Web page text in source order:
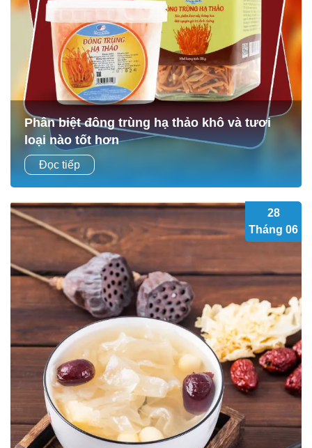
Phân biệt đông trùng hạ thảo khô và tươi
loại nào tốt hơn
Đông trùng hạ thảo được xem là “vàng mềm” trong giới
dược liệu nhờ chứa nhiều hoạt chất sinh học quý hiếm, có
tác dụng hỗ trợ tăng cường sức...
Đọc tiếp
28
Tháng 06